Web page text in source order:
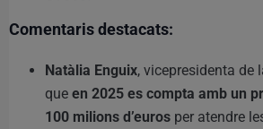
Comentaris destacats:
Natàlia Enguix, vicepresidenta de
que en 2025 es compta amb un
100 milions d’euros per atendre